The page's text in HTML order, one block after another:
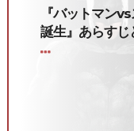
『バットマン
誕生』あらすじ